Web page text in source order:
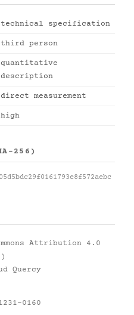
technical specification
third person
quantitative
description
direct measurement
high
256)
Attribution 4.0
Quercy
0160